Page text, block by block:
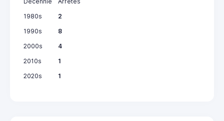
1980s
2
1990s
8
2000s
4
2010s
1
2020s
1